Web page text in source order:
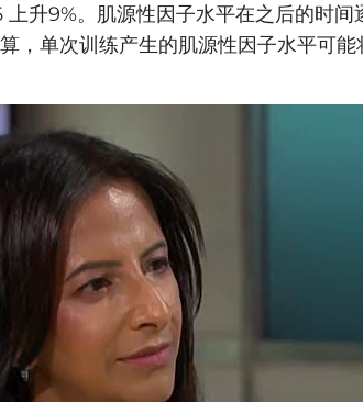
升9%。肌源性因子水平在之后的时间
，单次训练产生的肌源性因子水平可能